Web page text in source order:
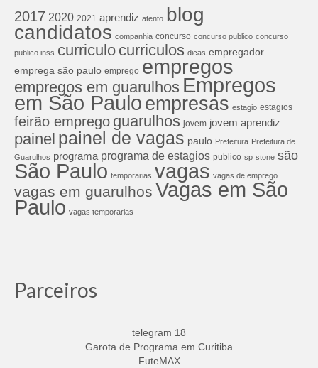
2017 2020 2021 aprendiz atento blog
candidatos companhia concurso concurso publico concurso
publico inss curriculo curriculos dicas empregador
emprega são paulo emprego empregos
empregos em guarulhos Empregos
em São Pauloempresas estagio estagios
feirão emprego guarulhos jovem jovem aprendiz
painel painel de vagas paulo Prefeitura Prefeitura de
Guarulhos programa programa de estagios publico sp stone são
São Paulo temporarias vagas vagas de emprego
vagas em guarulhos Vagas em São
Paulo vagas temporarias
Parceiros
telegram 18
Garota de Programa em Curitiba
FuteMAX